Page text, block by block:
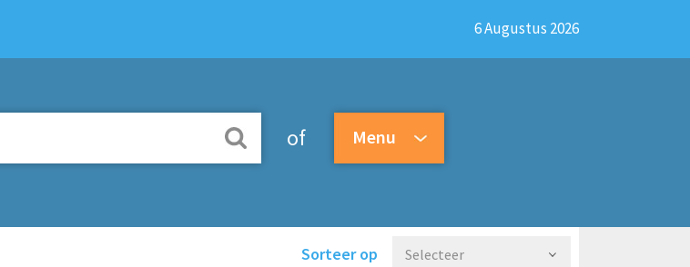
6 Augustus 2026
of Menu
Sorteer op